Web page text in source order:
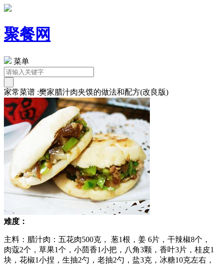
聚餐网
菜单
家常菜谱 :樊家腊汁肉夹馍的做法和配方(改良版)
难度：
主料：腊汁肉：五花肉500克， 葱1根，姜 6片，干辣椒8个，
肉蔻2个，草果1个，小茴香1小把，八角3颗，香叶3片，桂皮1
块，花椒1小捏，生抽2勺，老抽2勺，盐3克，冰糖10克左右，